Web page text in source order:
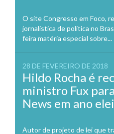
O site Congresso em Foco,
jornalística de política no
feira matéria especial sobre...
28 DE FEVEREIRO DE 2018
Hildo Rocha é
ministro Fux
News em ano
Autor de projeto de lei que